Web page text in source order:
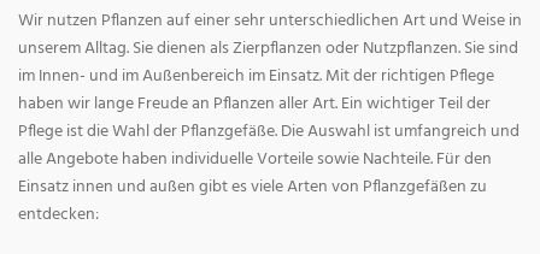
Wir nutzen Pflanzen auf einer sehr unterschiedlichen Art und Weise in
unserem Alltag. Sie dienen als Zierpflanzen oder Nutzpflanzen. Sie sind
im Innen- und im Außenbereich im Einsatz. Mit der richtigen Pflege
haben wir lange Freude an Pflanzen aller Art. Ein wichtiger Teil der
Pflege ist die Wahl der Pflanzgefäße. Die Auswahl ist umfangreich und
alle Angebote haben individuelle Vorteile sowie Nachteile. Für den
Einsatz innen und außen gibt es viele Arten von Pflanzgefäßen zu
entdecken: